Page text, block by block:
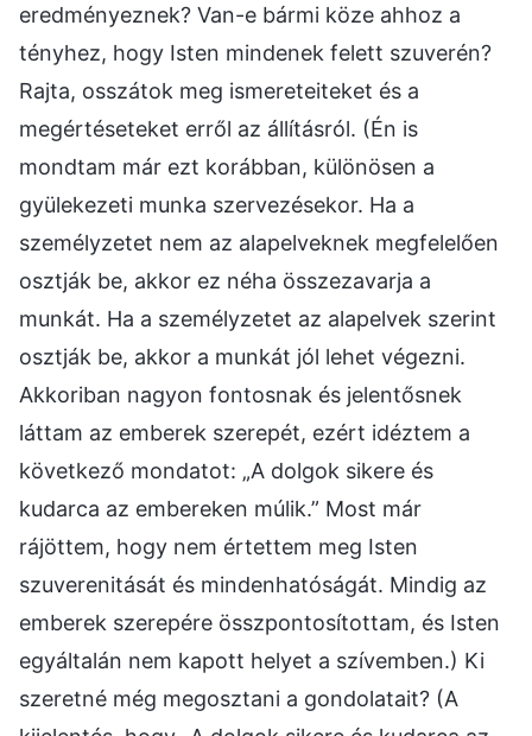
eredményeznek? Van-e bármi köze ahhoz a
tényhez, hogy Isten mindenek felett szuverén?
Rajta, osszátok meg ismereteiteket és a
megértéseteket erről az állításról. (Én is
mondtam már ezt korábban, különösen a
gyülekezeti munka szervezésekor. Ha a
személyzetet nem az alapelveknek megfelelően
osztják be, akkor ez néha összezavarja a
munkát. Ha a személyzetet az alapelvek szerint
osztják be, akkor a munkát jól lehet végezni.
Akkoriban nagyon fontosnak és jelentősnek
láttam az emberek szerepét, ezért idéztem a
következő mondatot: „A dolgok sikere és
kudarca az embereken múlik.” Most már
rájöttem, hogy nem értettem meg Isten
szuverenitását és mindenhatóságát. Mindig az
emberek szerepére összpontosítottam, és Isten
egyáltalán nem kapott helyet a szívemben.) Ki
szeretné még megosztani a gondolatait? (A